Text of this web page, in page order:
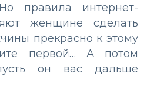
правила интернет-
женщине сделать
прекрасно к этому
первой… А потом
он вас дальше